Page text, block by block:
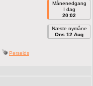
Månenedgang
I dag
20:02
Næste nymåne
Ons 12 Aug
Perseids